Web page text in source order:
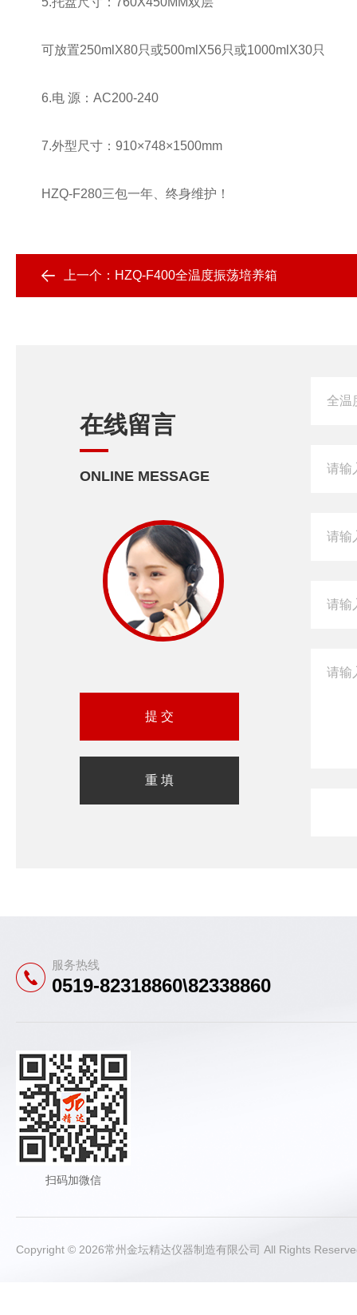
可放置250mlX80只或500mlX56只或1000mlX30只
6.电 源：AC200-240
7.外型尺寸：910×748×1500mm
HZQ-F280三包一年、终身维护！
上一个： HZQ-F400全温度振荡培养箱
在线留言
ONLINE MESSAGE
服务热线
0519-82318860\82338860
扫码加微信
Copyright © 2026常州金坛精达仪器制造有限公司 All Rights